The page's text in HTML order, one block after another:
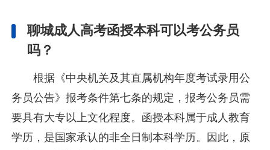
聊城成人高考函授本科可以考公务员
吗？
根据《中央机关及其直属机构年度考试录用公
务员公告》报考条件第七条的规定，报考公务员需
要具有大专以上文化程度。函授本科属于成人教育
学历，是国家承认的非全日制本科学历。因此，原